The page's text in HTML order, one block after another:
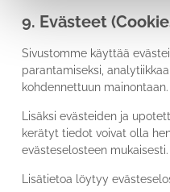
9. Evästeet
Sivustomme käyttää
parantamiseksi,
kohdennettuun mainontaan.
Lisäksi evästeiden ja
kerätyt tiedot voivat olla
evästeselosteen mukaisesti.
Lisätietoa löytyy